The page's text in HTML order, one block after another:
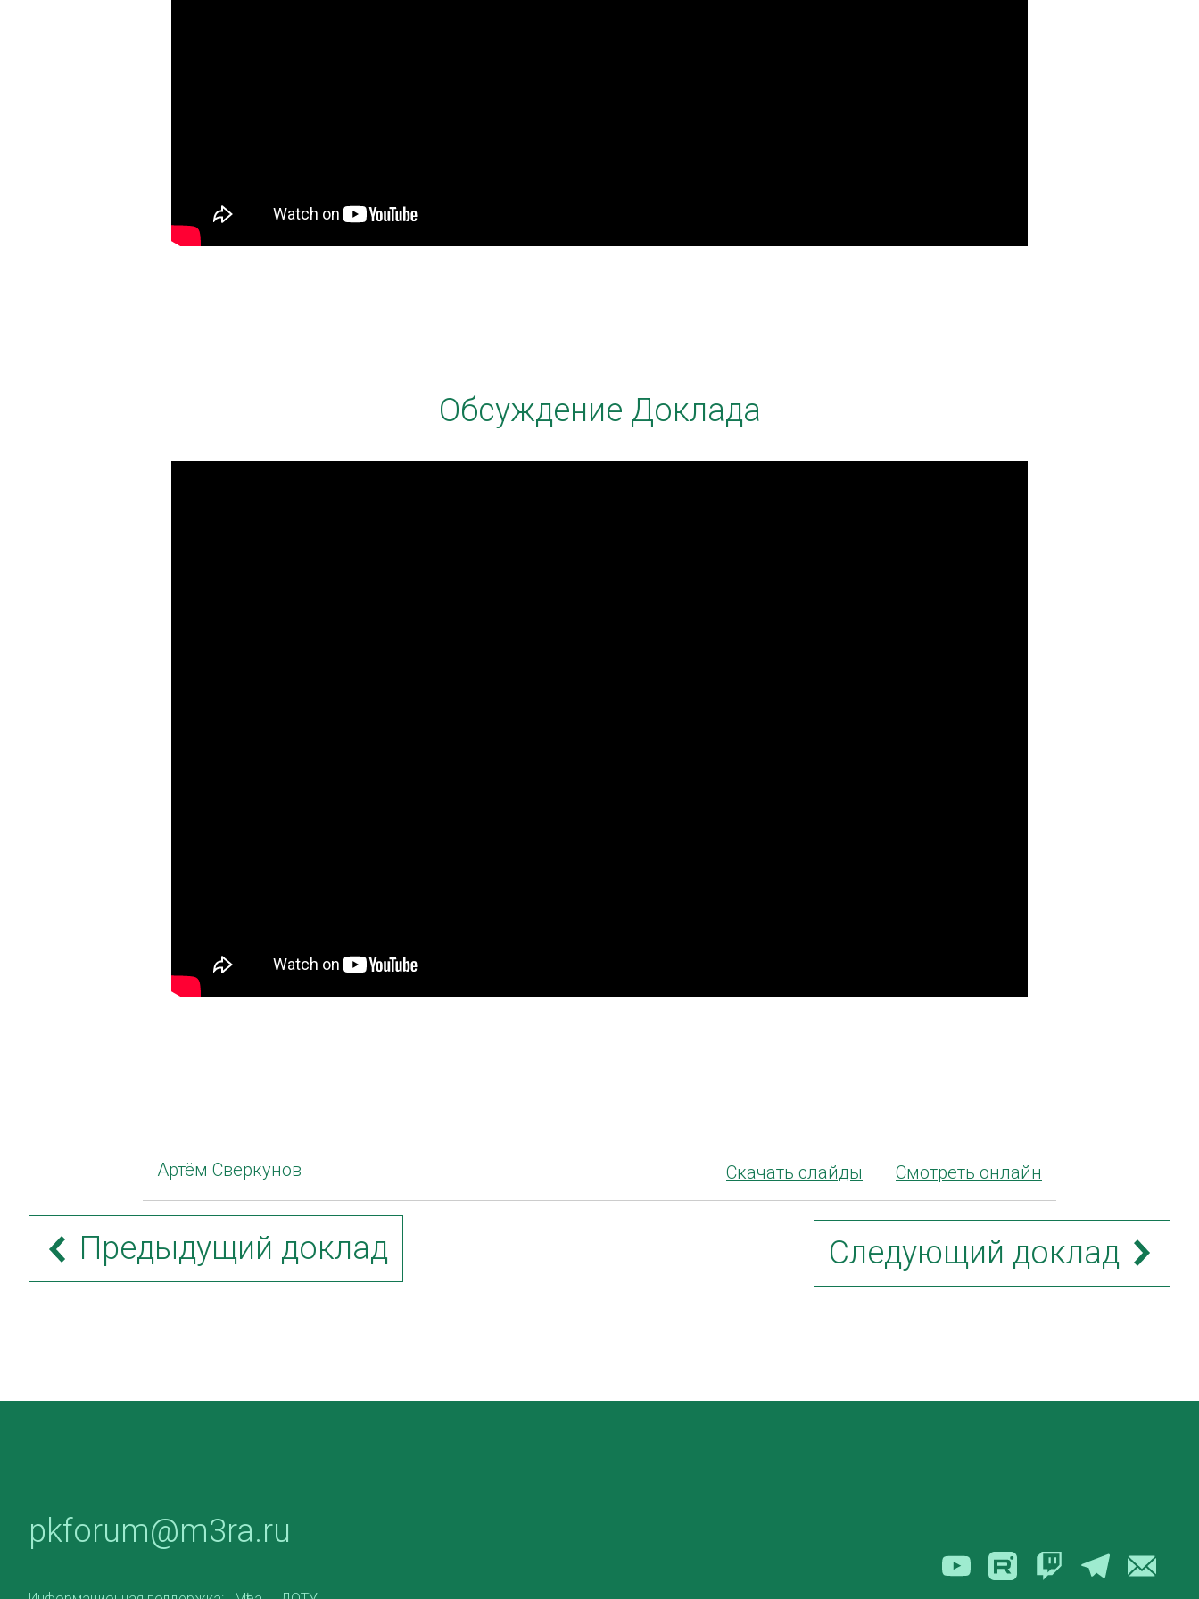
Обсуждение Доклада
Артём Сверкунов Скачать слайды Смотреть онлайн
Предыдущий доклад Следующий доклад
pkforum@m3ra.ru